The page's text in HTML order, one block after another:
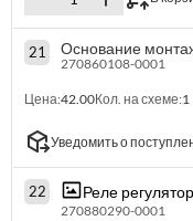
21 Основание
270860108-0001
Цена:42.00Кол. на схеме:1
Уведомить о
22 Реле регулятор
270880290-0001